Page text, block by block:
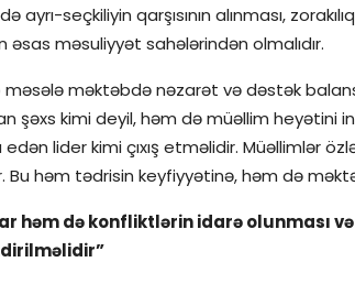
ayrı-seçkiliyin qarşısının alınması,
əsas məsuliyyət sahələrindən olmalıdır.
məktəbdə nəzarət və dəstək
şəxs kimi deyil, həm də müəllim heyətini
lider kimi çıxış etməlidir. Müəllimlər
Bu həm tədrisin keyfiyyətinə, həm də
həm də konfliktlərin idarə olunması